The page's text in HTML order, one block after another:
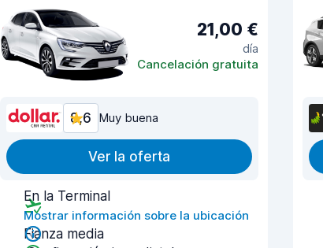
21,00 €
día
Cancelación gratuita
8,6 Muy buena
Ver la oferta
En la Terminal
Mostrar información sobre la ubicación
Fianza media